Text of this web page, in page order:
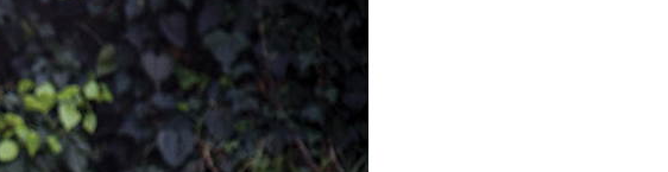
1000 watt Inverter
generator
3200 PSI Pressure
Washer